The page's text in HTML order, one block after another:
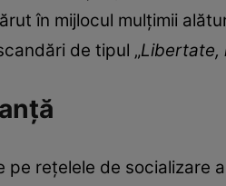
în mijlocul mulțimii
de tipul „Libertate,
pe rețelele de